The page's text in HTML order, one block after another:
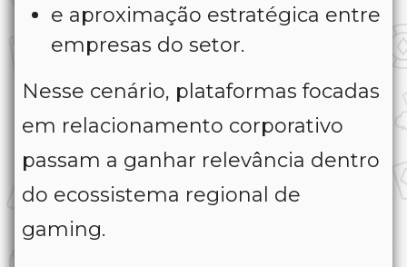
e aproximação estratégica entre
empresas do setor.
Nesse cenário, plataformas focadas
em relacionamento corporativo
passam a ganhar relevância dentro
do ecossistema regional de
gaming.